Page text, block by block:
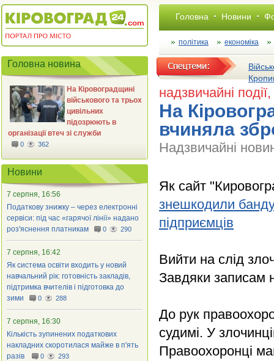
Головна Новини
політика економіка
надзвичайні події
На
вчиняла
Надзвичайні
Як сайт
знешкодили
підприємців
Вийти на слід
Завдяки записам
До рук
судимі. У
Правоохоронці
Головна новина
На Кіровоградщині
військового та трьох
цивільних
підозрюють в
організації втеч зі служби
0 362
Новини
7 серпня, 16:56
Податкову знижку – через електронні
сервіси: під час «гарячої лінії» надано
роз'яснення платникам
0 290
7 серпня, 16:42
Як система освіти входить у новий
навчальний рік: готовність закладів,
підтримка вчителів і підготовка до
зими
0 288
7 серпня, 16:30
Кількість зупинених податкових
накладних скоротилася майже в п'ять
разів
0 293